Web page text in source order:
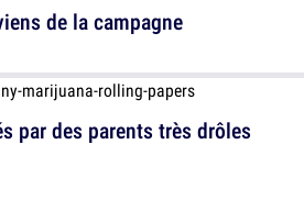
par des parents très drôles
de la campagne